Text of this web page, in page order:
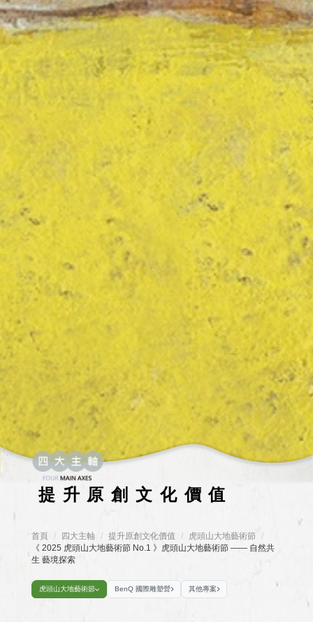
提升原創文化價值
首頁 / 四大主軸 / 提升原創文化價值 / 虎頭山大地藝術節
/
《 2025 虎頭山大地藝術節 No.1 》虎頭山大地藝術節 —— 自然共
生 藝境探索
虎頭山大地藝術節 BenQ 國際雕塑營 其他專案